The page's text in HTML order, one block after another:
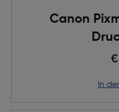
Canon
€
in